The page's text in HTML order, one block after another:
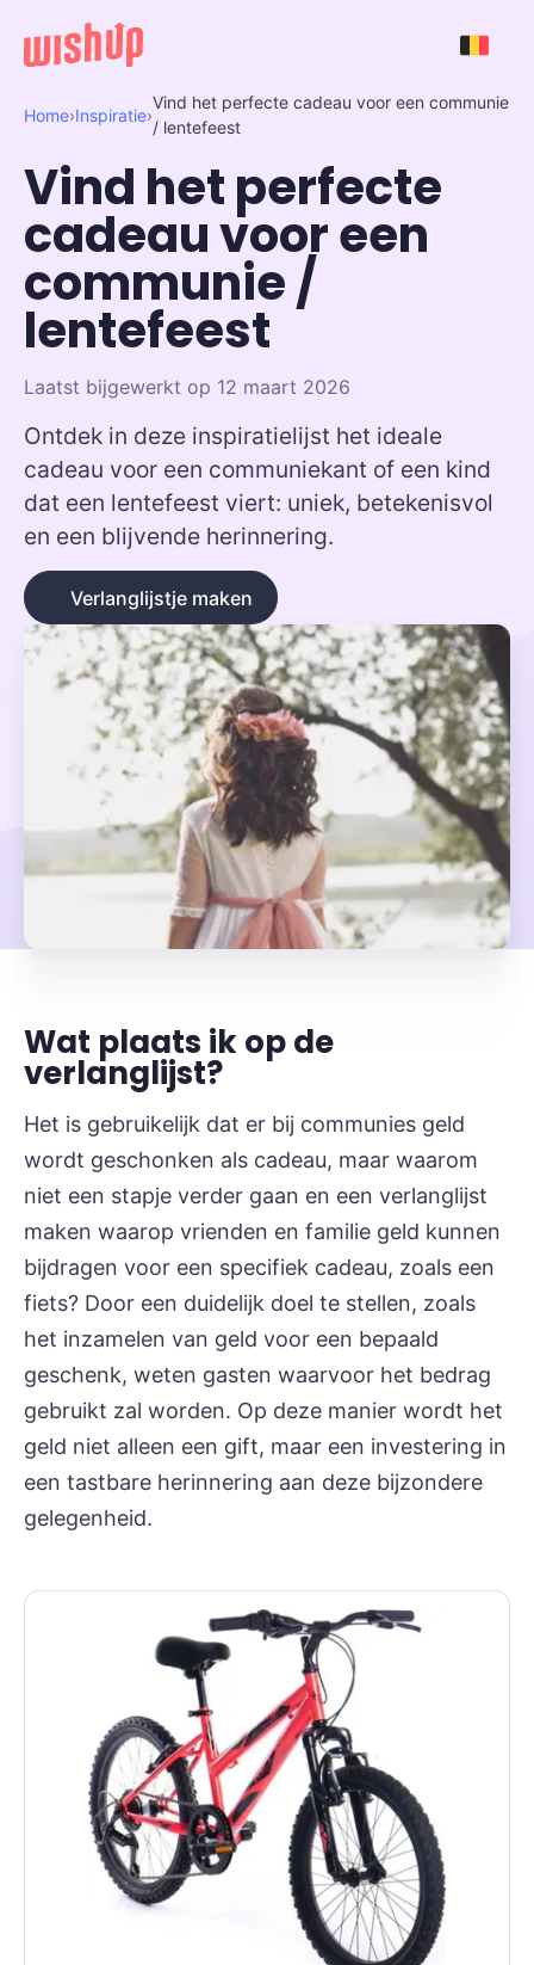
Home›Inspiratie›
Vind het perfecte cadeau voor een communie
/ lentefeest
Vind het perfecte
cadeau voor een
communie /
lentefeest
Laatst bijgewerkt op 12 maart 2026
Ontdek in deze inspiratielijst het ideale
cadeau voor een communiekant of een kind
dat een lentefeest viert: uniek, betekenisvol
en een blijvende herinnering.
Verlanglijstje maken
Wat plaats ik op de
verlanglijst?
Het is gebruikelijk dat er bij communies geld
wordt geschonken als cadeau, maar waarom
niet een stapje verder gaan en een verlanglijst
maken waarop vrienden en familie geld kunnen
bijdragen voor een specifiek cadeau, zoals een
fiets? Door een duidelijk doel te stellen, zoals
het inzamelen van geld voor een bepaald
geschenk, weten gasten waarvoor het bedrag
gebruikt zal worden. Op deze manier wordt het
geld niet alleen een gift, maar een investering in
een tastbare herinnering aan deze bijzondere
gelegenheid.